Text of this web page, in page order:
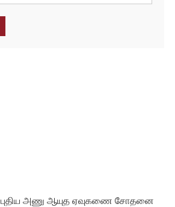
புதிய அணு ஆயுத ஏவுகணை சோதனை